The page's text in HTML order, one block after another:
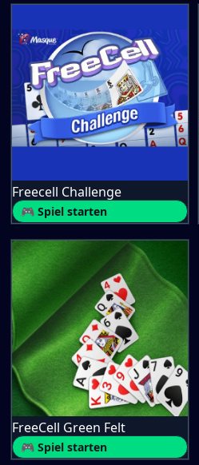
Freecell Challenge
🎮 Spiel starten
FreeCell Green Felt
🎮 Spiel starten